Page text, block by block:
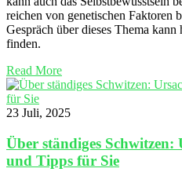
reichen von genetischen Faktoren
Gespräch über dieses Thema
finden.
Read More
23 Juli, 2025
Über ständiges
und Tipps für Sie